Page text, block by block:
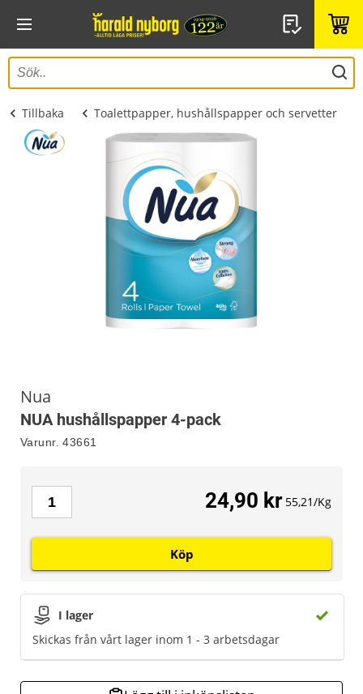
Tillbaka Toalettpapper, hushållspapper och servetter
Nua
NUA hushållspapper 4-pack
Varunr. 43661
I lager
Skickas från vårt lager inom 1 - 3 arbetsdagar
24,90 kr 55,21/Kg
Köp